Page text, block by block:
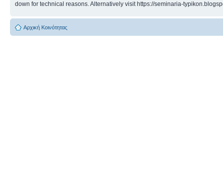
down for technical reasons. Alternatively visit https://seminaria-
Αρχική Κοινότητας